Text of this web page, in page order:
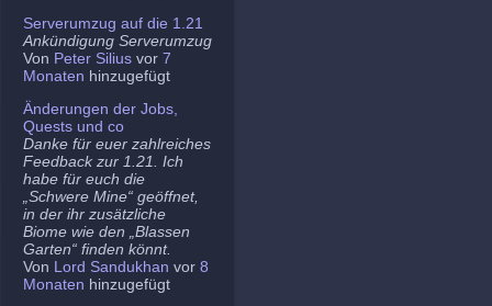
Serverumzug auf die 1.21
Ankündigung Serverumzug
Von Peter Silius vor 7
Monaten hinzugefügt
Änderungen der Jobs,
Quests und co
Danke für euer zahlreiches
Feedback zur 1.21. Ich
habe für euch die
„Schwere Mine“ geöffnet,
in der ihr zusätzliche
Biome wie den „Blassen
Garten“ finden könnt.
Von Lord Sandukhan vor 8
Monaten hinzugefügt